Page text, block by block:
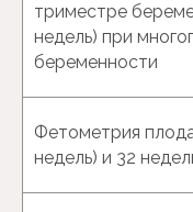
триместре
недель) при
беременности
Фетометрия
недель) и 32